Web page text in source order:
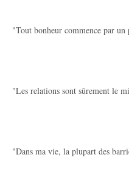
"Tout bonheur commence par
"Les relations sont sûrement le
"Dans ma vie, la plupart des